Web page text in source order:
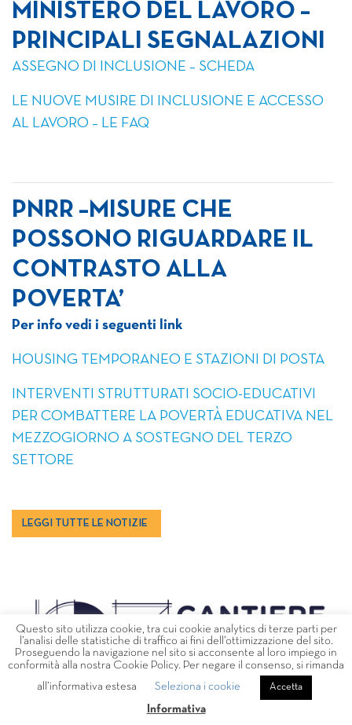
MINISTERO DEL LAVORO –
PRINCIPALI SEGNALAZIONI
ASSEGNO DI INCLUSIONE – SCHEDA
LE NUOVE MUSIRE DI INCLUSIONE E ACCESSO
AL LAVORO – LE FAQ
PNRR –MISURE CHE
POSSONO RIGUARDARE IL
CONTRASTO ALLA
POVERTA’
Per info vedi i seguenti link
HOUSING TEMPORANEO E STAZIONI DI POSTA
INTERVENTI STRUTTURATI SOCIO-EDUCATIVI
PER COMBATTERE LA POVERTÀ EDUCATIVA NEL
MEZZOGIORNO A SOSTEGNO DEL TERZO
SETTORE
LEGGI TUTTE LE NOTIZIE
Questo sito utilizza cookie, tra cui cookie analytics di terze parti per
l’analisi delle statistiche di traffico ai fini dell’ottimizzazione del sito.
Proseguendo la navigazione nel sito si acconsente al loro impiego in
conformità alla nostra Cookie Policy. Per negare il consenso, si rimanda
all’informativa estesa
Seleziona i cookie Accetta
Informativa